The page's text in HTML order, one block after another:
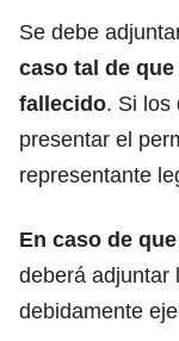
Se debe
caso tal de
fallecido. Si los
presentar el
representante
En caso de
deberá adjuntar
debidamente